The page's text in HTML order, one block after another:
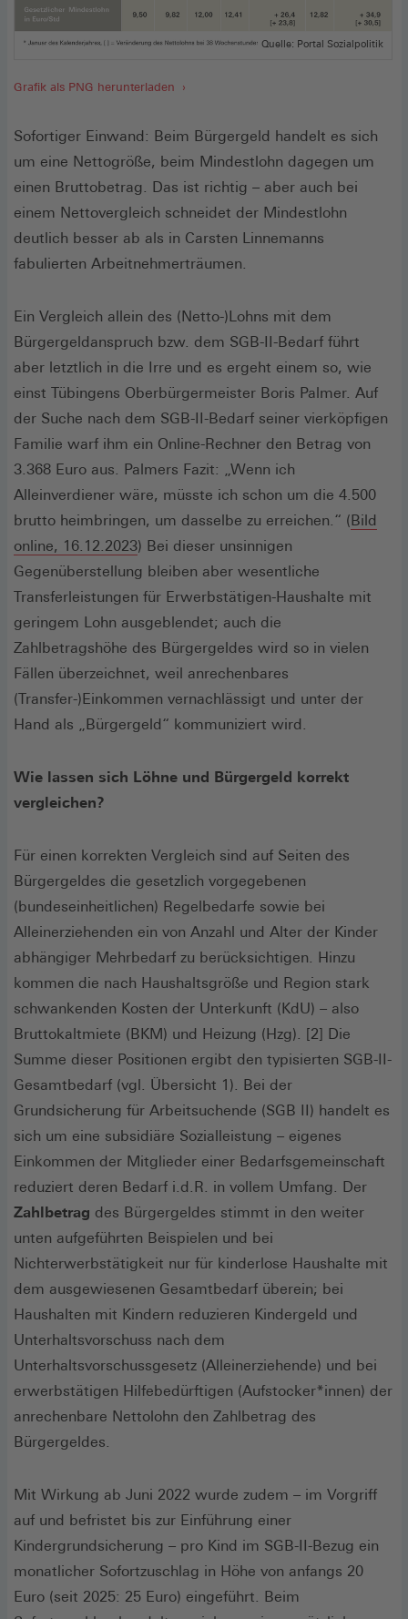
Quelle: Portal Sozialpolitik
Grafik als PNG herunterladen
Sofortiger Einwand: Beim Bürgergeld handelt es sich
um eine Nettogröße, beim Mindestlohn dagegen um
einen Bruttobetrag. Das ist richtig – aber auch bei
einem Nettovergleich schneidet der Mindestlohn
deutlich besser ab als in Carsten Linnemanns
fabulierten Arbeitnehmerträumen.
Ein Vergleich allein des (Netto-)Lohns mit dem
Bürgergeldanspruch bzw. dem SGB-II-Bedarf führt
aber letztlich in die Irre und es ergeht einem so, wie
einst Tübingens Oberbürgermeister Boris Palmer. Auf
der Suche nach dem SGB-II-Bedarf seiner vierköpfigen
Familie warf ihm ein Online-Rechner den Betrag von
3.368 Euro aus. Palmers Fazit: „Wenn ich
Alleinverdiener wäre, müsste ich schon um die 4.500
brutto heimbringen, um dasselbe zu erreichen.“ (Bild
online, 16.12.2023(Öffnet
in
einem
neuen
Fenster)
) Bei dieser unsinnigen
Gegenüberstellung bleiben aber wesentliche
Transferleistungen für Erwerbstätigen-Haushalte mit
geringem Lohn ausgeblendet; auch die
Zahlbetragshöhe des Bürgergeldes wird so in vielen
Fällen überzeichnet, weil anrechenbares
(Transfer-)Einkommen vernachlässigt und unter der
Hand als „Bürgergeld“ kommuniziert wird.
Wie lassen sich Löhne und Bürgergeld korrekt
vergleichen?
Für einen korrekten Vergleich sind auf Seiten des
Bürgergeldes die gesetzlich vorgegebenen
(bundeseinheitlichen) Regelbedarfe sowie bei
Alleinerziehenden ein von Anzahl und Alter der Kinder
abhängiger Mehrbedarf zu berücksichtigen. Hinzu
kommen die nach Haushaltsgröße und Region stark
schwankenden Kosten der Unterkunft (KdU) – also
Bruttokaltmiete (BKM) und Heizung (Hzg). [2] Die
Summe dieser Positionen ergibt den typisierten SGB-II-
Gesamtbedarf (vgl. Übersicht 1). Bei der
Grundsicherung für Arbeitsuchende (SGB II) handelt es
sich um eine subsidiäre Sozialleistung – eigenes
Einkommen der Mitglieder einer Bedarfsgemeinschaft
reduziert deren Bedarf i.d.R. in vollem Umfang. Der
Zahlbetrag des Bürgergeldes stimmt in den weiter
unten aufgeführten Beispielen und bei
Nichterwerbstätigkeit nur für kinderlose Haushalte mit
dem ausgewiesenen Gesamtbedarf überein; bei
Haushalten mit Kindern reduzieren Kindergeld und
Unterhaltsvorschuss nach dem
Unterhaltsvorschussgesetz (Alleinerziehende) und bei
erwerbstätigen Hilfebedürftigen (Aufstocker*innen) der
anrechenbare Nettolohn den Zahlbetrag des
Bürgergeldes.
Mit Wirkung ab Juni 2022 wurde zudem – im Vorgriff
auf und befristet bis zur Einführung einer
Kindergrundsicherung – pro Kind im SGB-II-Bezug ein
monatlicher Sofortzuschlag in Höhe von anfangs 20
Euro (seit 2025: 25 Euro) eingeführt. Beim